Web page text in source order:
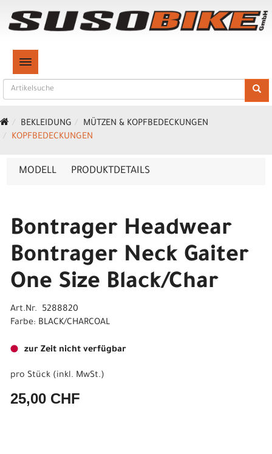
TOGGLE NAVIGATION
BEKLEIDUNG
MÜTZEN & KOPFBEDECKUNGEN
KOPFBEDECKUNGEN
MODELL PRODUKTDETAILS
Bontrager Headwear
Bontrager Neck Gaiter
One Size Black/Char
Art.Nr. 5288820
Farbe: BLACK/CHARCOAL
zur Zeit nicht verfügbar
pro Stück (inkl. MwSt.)
25,00 CHF